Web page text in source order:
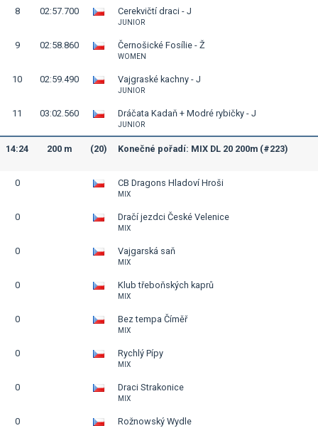
8 02:57.700 Cerekvičtí draci - J
JUNIOR
9 02:58.860 Černošické Fosílie - Ž
WOMEN
10 02:59.490 Vajgraské kachny - J
JUNIOR
11 03:02.560 Dráčata Kadaň + Modré rybičky - J
JUNIOR
14:24 200 m (20) Konečné pořadí: MIX DL 20 200m (#223)
0 CB Dragons Hladoví Hroši
MIX
0 Dračí jezdci České Velenice
MIX
0 Vajgarská saň
MIX
0 Klub třeboňských kaprů
MIX
0 Bez tempa Číměř
MIX
0 Rychlý Pípy
MIX
0 Draci Strakonice
MIX
0 Rožnowský Wydle